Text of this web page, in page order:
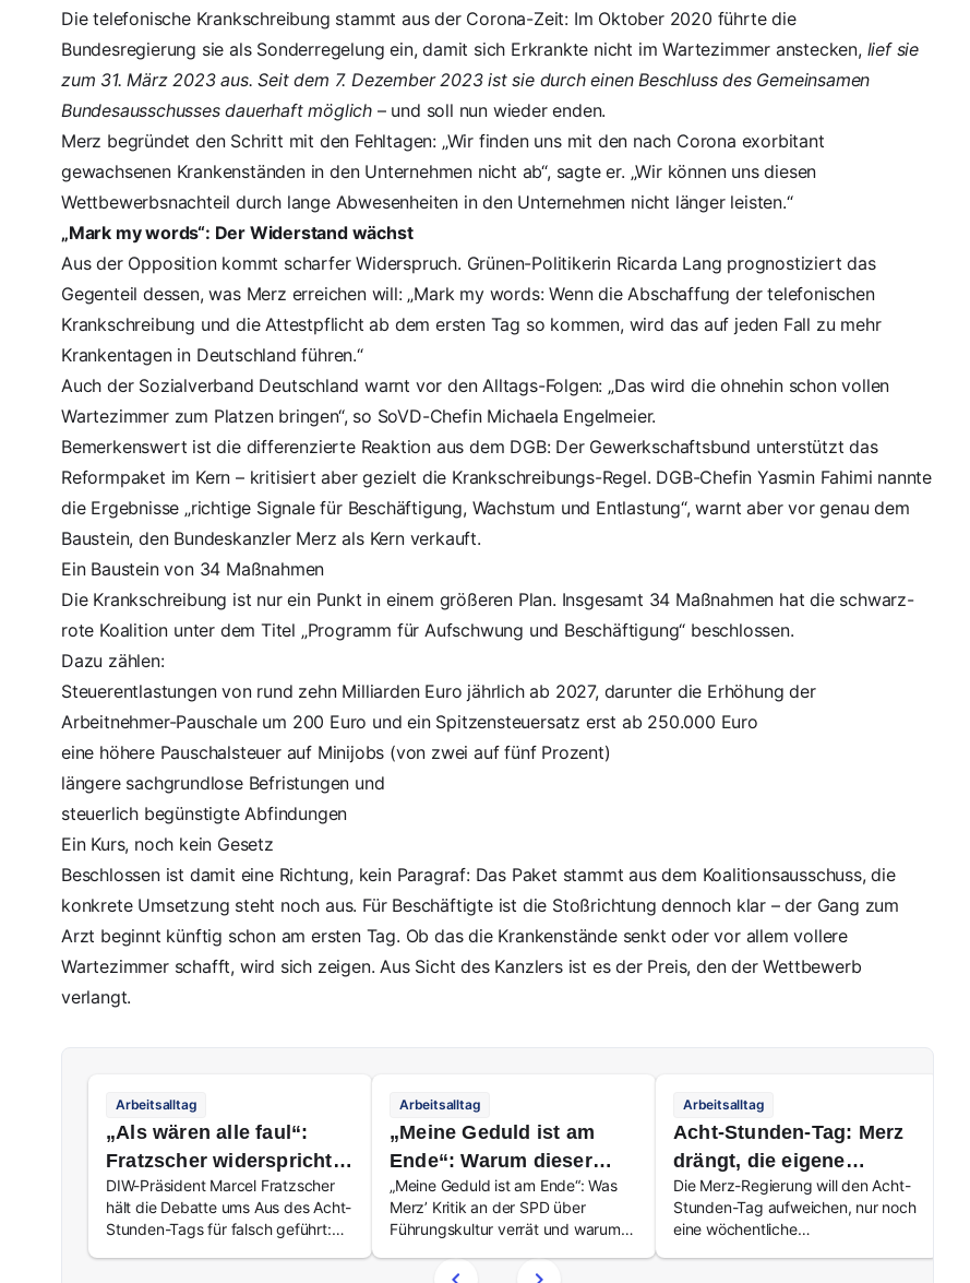
Dietelefonische Krankschreibung stammt aus der Corona-Zeit: Im Oktober 2020 führte die
Bundesregierung sie als Sonderregelung ein, damit sich Erkrankte nicht im Wartezimmer anstecken, lief sie
zum 31. März 2023 aus. Seit dem 7. Dezember 2023 ist sie durch einen Beschluss des Gemeinsamen
Bundesausschussesdauerhaft möglich – und soll nun wieder enden.
Merz begründet den Schritt mit den Fehltagen: „Wir finden uns mit den nach Corona exorbitant
gewachsenen Krankenständen in den Unternehmen nicht ab“, sagte er. „Wir können uns diesen
Wettbewerbsnachteil durch lange Abwesenheiten in den Unternehmen nicht länger leisten.“
„Mark my words“: Der Widerstand wächst
Aus der Opposition kommt scharfer Widerspruch. Grünen-Politikerin Ricarda Lang prognostiziert das
Gegenteil dessen, was Merz erreichen will: „Mark my words: Wenn die Abschaffung der telefonischen
Krankschreibung und die Attestpflicht ab dem ersten Tag so kommen, wird das auf jeden Fall zu mehr
Krankentagen in Deutschland führen.“
Auch der Sozialverband Deutschland warnt vor den Alltags-Folgen: „Das wird die ohnehin schon vollen
Wartezimmer zum Platzen bringen“, so SoVD-Chefin Michaela Engelmeier.
Bemerkenswert ist die differenzierte Reaktion aus dem DGB: Der Gewerkschaftsbund unterstützt das
Reformpaket im Kern – kritisiert aber gezielt die Krankschreibungs-Regel. DGB-Chefin Yasmin Fahimi nannte
die Ergebnisse „richtige Signale für Beschäftigung, Wachstum und Entlastung“, warnt aber vor genau dem
Baustein, den Bundeskanzler Merz als Kern verkauft.
Ein Baustein von 34 Maßnahmen
Die Krankschreibung ist nur ein Punkt in einem größeren Plan. Insgesamt 34 Maßnahmen hat die schwarz-
rote Koalition unter dem Titel „Programm für Aufschwung und Beschäftigung“ beschlossen.
Dazu zählen:
Steuerentlastungen von rund zehn Milliarden Euro jährlich ab 2027, darunter die Erhöhung der
Arbeitnehmer-Pauschale um 200 Euro und ein Spitzensteuersatz erst ab 250.000 Euro
eine höhere Pauschalsteuer auf Minijobs (von zwei auf fünf Prozent)
längere sachgrundlose Befristungen und
steuerlich begünstigte Abfindungen
Ein Kurs, noch kein Gesetz
Beschlossen ist damit eine Richtung, kein Paragraf: Das Paket stammt aus dem Koalitionsausschuss, die
konkrete Umsetzung steht noch aus. Für Beschäftigte ist die Stoßrichtung dennoch klar – der Gang zum
Arzt beginnt künftig schon am ersten Tag. Ob das die Krankenstände senkt oder vor allem vollere
Wartezimmer schafft, wird sich zeigen. Aus Sicht des Kanzlers ist es der Preis, den der Wettbewerb
verlangt.
Arbeitsalltag
„Als wären alle faul“:
Fratzscher widerspricht
Merz bei Arbeitszeit-
Reform
DIW-Präsident Marcel Fratzscher
hält die Debatte ums Aus des Acht-
Stunden-Tags für falsch geführt:
Arbeitsalltag
„Meine Geduld ist am
Ende“: Warum dieser
Merz-Satz so viel über
Führung verrät
„Meine Geduld ist am Ende“: Was
Merz’ Kritik an der SPD über
Führungskultur verrät und warum
Daten kaum kompensierbar ist.
Arbeitsalltag
Acht-Stunden-Tag: Merz
drängt, die eigene
Ministerin zögert
Die Merz-Regierung will den Acht-
Stunden-Tag aufweichen, nur noch
eine wöchentliche